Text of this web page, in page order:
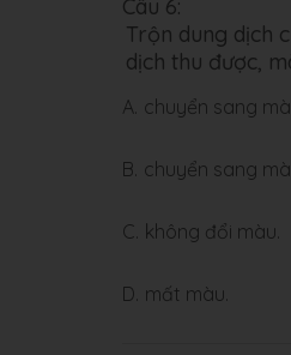
Câu 6:
Trộn dung dịch
dịch thu được,
A. chuyển sang
B. chuyển sang
C. không đổi màu.
D. mất màu.